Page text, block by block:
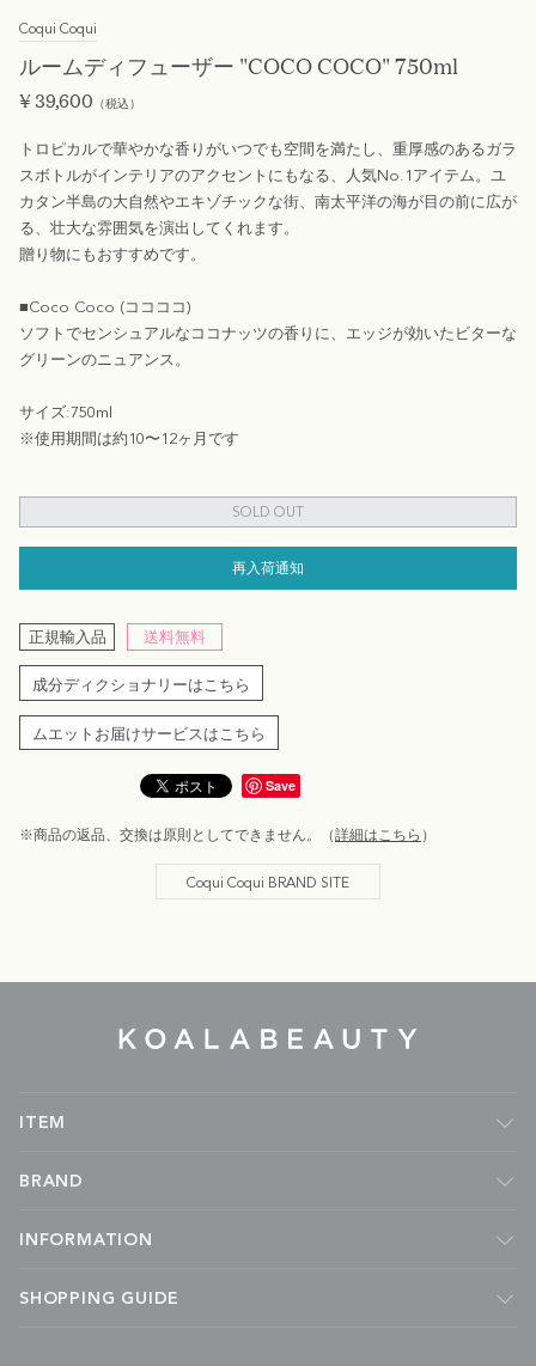
Coqui Coqui
ルームディフューザー "COCO COCO" 750ml
¥39,600 （税込）
トロピカルで華やかな香りがいつでも空間を満たし、重厚感のあるガラ
スボトルがインテリアのアクセントにもなる、人気No.1アイテム。ユ
カタン半島の大自然やエキゾチックな街、南太平洋の海が目の前に広が
る、壮大な雰囲気を演出してくれます。
贈り物にもおすすめです。
■Coco Coco (ココココ)
ソフトでセンシュアルなココナッツの香りに、エッジが効いたビターな
グリーンのニュアンス。
サイズ:750ml
※使用期間は約10〜12ヶ月です
SOLD OUT
再入荷通知
正規輸入品 送料無料
成分ディクショナリーはこちら
ムエットお届けサービスはこちら
Save
※商品の返品、交換は原則としてできません。（詳細はこちら ）
Coqui Coqui BRAND SITE
ITEM
フレグランス
キャンドル
フェイスケア
BRAND
Malie Organics
kai
INFORMATION
ABOUT
SHOPPING GUIDE